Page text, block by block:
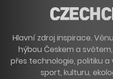
Hlavní zdroj inspirace.
hýbou Českem a
přes technologie, politiku
sport, kulturu,